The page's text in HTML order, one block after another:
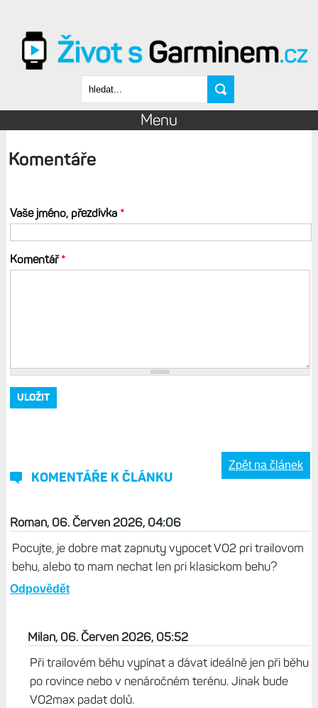
Vyhledávání
Menu
Komentáře
Vaše jméno, přezdívka *
Komentář*
KOMENTÁŘE K ČLÁNKU
Zpět na článek
Roman, 06. Červen 2026, 04:06
Pocujte, je dobre mat zapnuty vypocet VO2 pri trailovom
behu, alebo to mam nechat len pri klasickom behu?
Odpovědět
Milan, 06. Červen 2026, 05:52
Při trailovém běhu vypínat a dávat ideálně jen při běhu
po rovince nebo v nenáročném terénu. Jinak bude
VO2max padat dolů.